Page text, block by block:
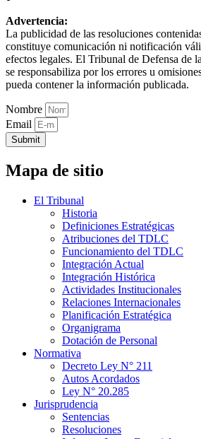
Advertencia:
La publicidad de las resoluciones
constituye comunicación ni notificación
efectos legales. El Tribunal de Defensa de
se responsabiliza por los errores u
pueda contener la información publicada.
Nombre
Email
Submit
Mapa de sitio
El Tribunal
Historia
Definiciones Estratégicas
Atribuciones del TDLC
Funcionamiento del TDLC
Integración Actual
Integración Histórica
Actividades Institucionales
Relaciones Internacionales
Planificación Estratégica
Organigrama
Dotación de Personal
Normativa
Decreto Ley N° 211
Autos Acordados
Ley N° 20.285
Jurisprudencia
Sentencias
Resoluciones